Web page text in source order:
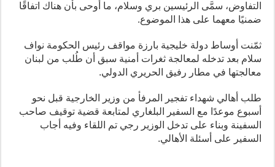
التفاوض، سمَّى الرئيسين بري وسلام، ما أوحى بأن هناك اتفاقًا
ضمنيًا معهما على هذا الموضوع.
ثمّنت أوساط دولة خليجية بارزة مواقف رئيس الحكومة نواف
سلام بعد تدخله لمعالجة ثغرات أمنية سبق أن طُلب من لبنان
معالجتها في مطار رفيق الحريري الدولي.
طلب أهالي شهداء تفجير المرفأ من وزير الخارجية قبل نحو
أسبوع موعدًا مع السفير البلغاري لمتابعة قضية توقيف صاحب
السفينة وبناء على تدخل الوزير رجي تم اللقاء وفيه أجاب
السفير على أسئلة الأهالي.